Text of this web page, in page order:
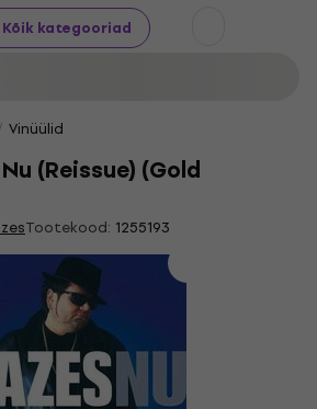
Kõik kategooriad
Vinüülid
(Reissue) (Gold
Tootekood: 1255193